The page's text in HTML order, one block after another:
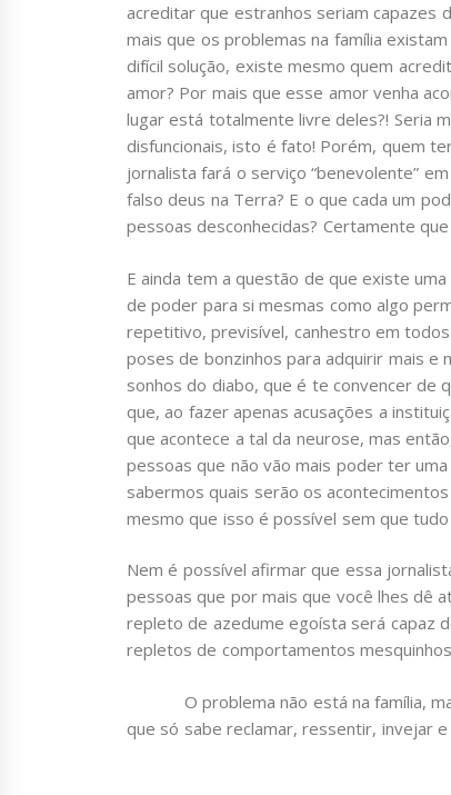
acreditar que estranhos seriam capazes
mais que os problemas na família
difícil solução, existe mesmo quem
amor? Por mais que esse amor venha
lugar está totalmente livre deles?! Seria
disfuncionais, isto é fato! Porém, quem
jornalista fará o serviço “benevolente”
falso deus na Terra? E o que cada um
pessoas desconhecidas? Certamente
E ainda tem a questão de que existe
de poder para si mesmas como algo
repetitivo, previsível, canhestro em
poses de bonzinhos para adquirir mais
sonhos do diabo, que é te convencer de
que, ao fazer apenas acusações a
que acontece a tal da neurose, mas
pessoas que não vão mais poder ter
sabermos quais serão os
mesmo que isso é possível sem que
Nem é possível afirmar que essa
pessoas que por mais que você lhes dê
repleto de azedume egoísta será capaz
repletos de comportamentos
O problema não está na família, mas
que só sabe reclamar, ressentir, invejar